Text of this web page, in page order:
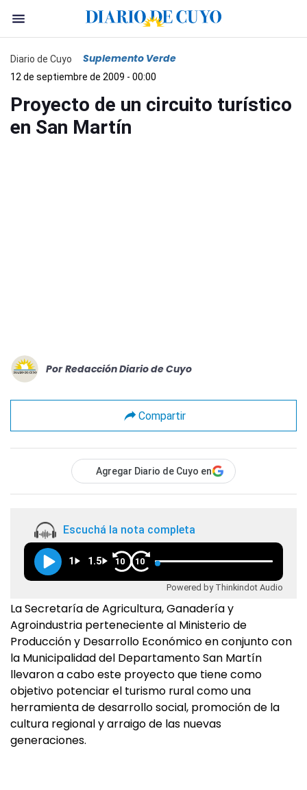
Diario de Cuyo Suplemento Verde
12 de septiembre de 2009 - 00:00
Proyecto de un circuito turístico
en San Martín
Por Redacción Diario de Cuyo
Compartir
Agregar Diario de Cuyo en
Escuchá la nota completa
1 1.5 10 10
Powered by Thinkindot Audio
La Secretaría de Agricultura, Ganadería y
Agroindustria perteneciente al Ministerio de
Producción y Desarrollo Económico en conjunto con
la Municipalidad del Departamento San Martín
llevaron a cabo este proyecto que tiene como
objetivo potenciar el turismo rural como una
herramienta de desarrollo social, promoción de la
cultura regional y arraigo de las nuevas
generaciones.